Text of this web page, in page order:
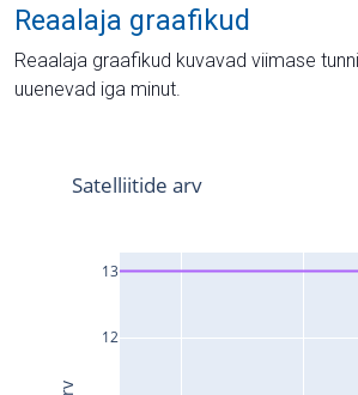
Reaalaja graafikud
Reaalaja graafikud kuvavad viimase
uuenevad iga minut.